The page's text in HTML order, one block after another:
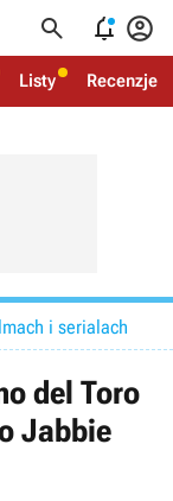
  
Listy Recenzje
i serialach
del Toro
Jabbie